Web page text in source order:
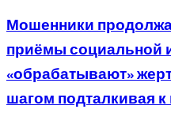
Мошенники
приёмы социальной
«обрабатывают»
шагом подталкивая